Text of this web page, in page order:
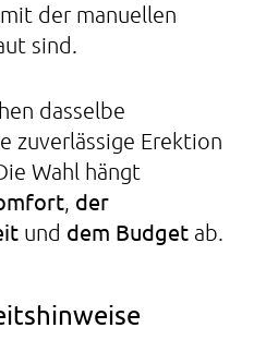
der manuellen
sind.
dasselbe
zuverlässige Erektion
Wahl hängt
, der
und dem Budget ab.